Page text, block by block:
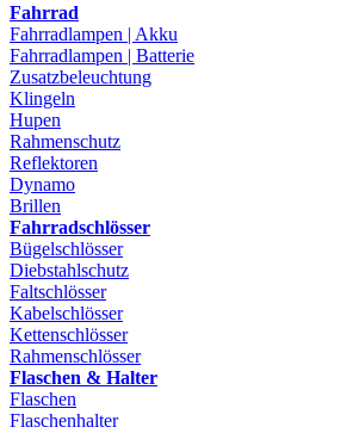
Fahrrad
Fahrradlampen | Akku
Fahrradlampen | Batterie
Zusatzbeleuchtung
Klingeln
Hupen
Rahmenschutz
Reflektoren
Dynamo
Brillen
Fahrradschlösser
Bügelschlösser
Diebstahlschutz
Faltschlösser
Kabelschlösser
Kettenschlösser
Rahmenschlösser
Flaschen & Halter
Flaschen
Flaschenhalter